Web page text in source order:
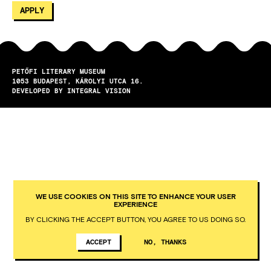
PETŐFI LITERARY MUSEUM
1053
BUDAPEST
KÁROLYI UTCA 16.
DEVELOPED BY INTEGRAL VISION
WE USE COOKIES ON THIS SITE TO ENHANCE YOUR USER
EXPERIENCE
BY CLICKING THE ACCEPT BUTTON, YOU AGREE TO US DOING SO.
ACCEPT NO, THANKS